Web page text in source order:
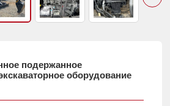
подержанное
оборудование